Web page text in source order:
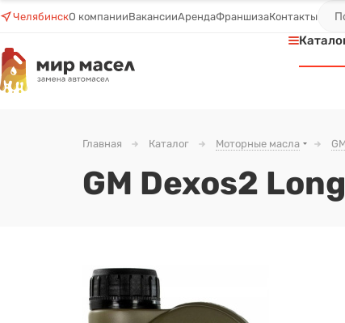
ЧелябинскО компанииВакансииАрендаФраншизаКонтакты
Главная Каталог Моторные масла GM
GM Dexos2